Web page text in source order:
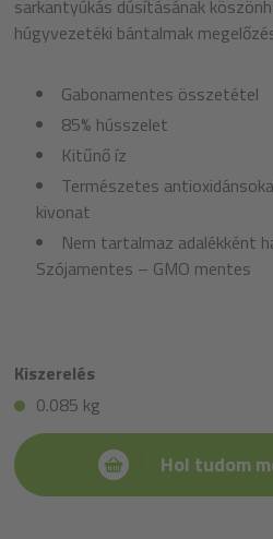
sarkantyúkás dúsításának
húgyvezetéki bántalmak
Gabonamentes összetétel
85% hússzelet
Kitűnő íz
Természetes
kivonat
Nem tartalmaz adalékként
Szójamentes – GMO mentes
Kiszerelés
0.085 kg
Hol tudom